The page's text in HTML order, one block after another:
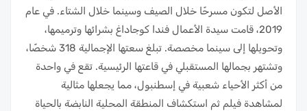
الأصل لتكون مسرحًا خلال الصيف وسينما خلال الشتاء. في عام
2019، قامت سيدة الأعمال فندا كوجاداغ بشرائها وترميمها،
وتحويلها إلى سينما مخصصة. تبلغ سعتها الإجمالية 318 شخصًا،
وتشتهر بجمالها المستقبلي في قاعتها الرئيسية. تقع في واحدة
من أكثر الأحياء شعبية في إسطنبول، مما يجعلها مثالية
لمشاهدة فيلم ثم استكشاف المنطقة المحلية النابضة بالحياة